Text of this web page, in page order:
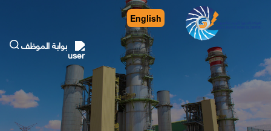
بوابة الموظف
English